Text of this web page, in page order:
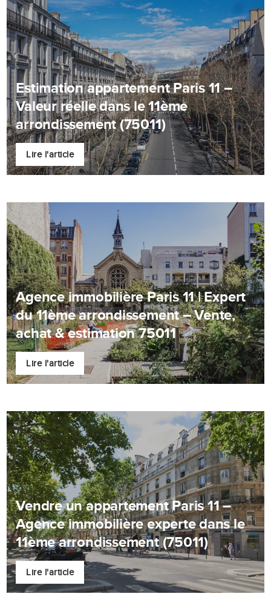
Estimation appartement Paris 11 –
Valeur réelle dans le 11ème
arrondissement (75011)
Lire l'article
Agence immobilière Paris 11 | Expert
du 11ème arrondissement – Vente,
achat & estimation 75011
Lire l'article
Vendre un appartement Paris 11 –
Agence immobilière experte dans le
11ème arrondissement (75011)
Lire l'article